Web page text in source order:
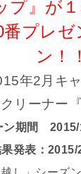
プ』が
番プレ
ン！！
年2月キ
リーナー
ン期間 2015/
発表：